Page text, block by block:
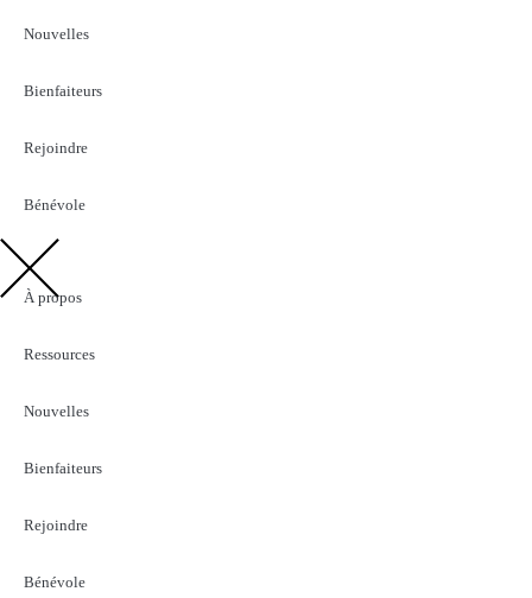
Nouvelles
Bienfaiteurs
Rejoindre
Bénévole
À propos
Ressources
Nouvelles
Bienfaiteurs
Rejoindre
Bénévole